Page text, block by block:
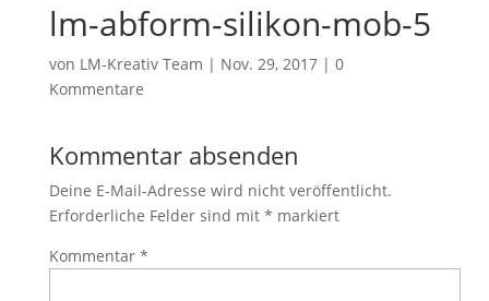
lm-abform-silikon-mob-5
von LM-Kreativ Team | Nov. 29, 2017| 0
Kommentare
Kommentar absenden
Deine E-Mail-Adresse wird nicht veröffentlicht.
Erforderliche Felder sind mit * markiert
Kommentar *